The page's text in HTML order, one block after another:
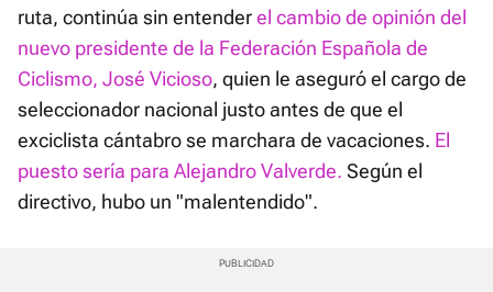
ruta, continúa sin entenderel cambio de opinión del
nuevo presidente de la Federación Española de
Ciclismo, José Vicioso, quien le aseguró el cargo de
seleccionador nacional justo antes de que el
exciclista cántabro se marchara de vacaciones. El
puesto sería para Alejandro Valverde. Según el
directivo, hubo un "malentendido".